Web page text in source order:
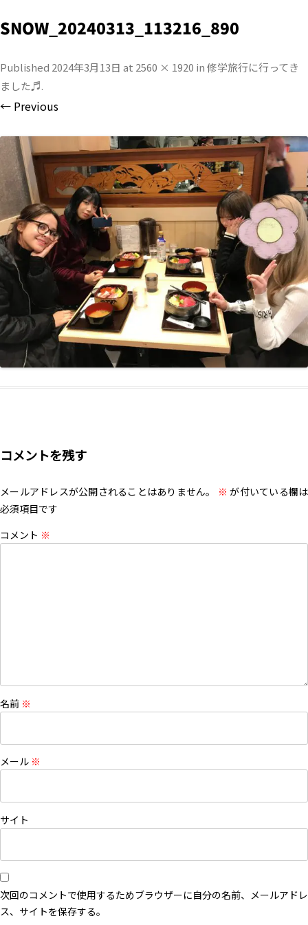
SNOW_20240313_113216_890
Published 2024年3月13日 at 2560 × 1920 in修学旅行に行ってき
ました♬.
← Previous
コメントを残す
メールアドレスが公開されることはありません。 ※ が付いている欄は
必須項目です
コメント ※
名前 ※
メール ※
サイト
次回のコメントで使用するためブラウザーに自分の名前、メールアドレ
ス、サイトを保存する。